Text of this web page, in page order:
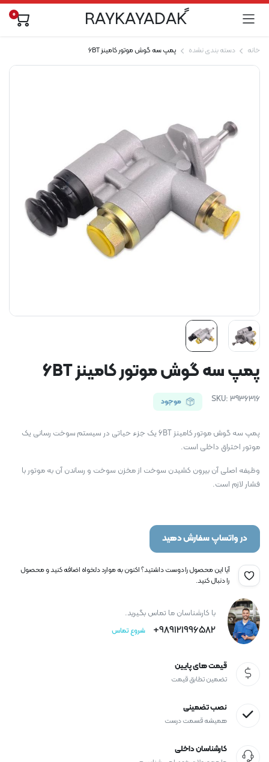
ًRAYKAYADAK 0
خانه دسته بندی نشده پمپ سه گوش موتور کامینز 6BT
پمپ سه گوش موتور کامینز 6BT
SKU: 3936316 موجود
پمپ سه گوش موتور کامینز 6BT یک جزء حیاتی در سیستم سوخت رسانی یک
موتور احتراق داخلی است.
وظیفه اصلی آن بیرون کشیدن سوخت از مخزن سوخت و رساندن آن به موتور با
فشار لازم است.
در واتساپ سفارش دهید
آیا این محصول را دوست داشتید؟ اکنون به موارد دلخواه اضافه کنید و محصول
را دنبال کنید.
با کارشناسان ما تماس بگیرید.
989121996582+ شروع تماس
قیمت های پایین
تضمین تطابق قیمت
نصب تضمینی
همیشه قسمت درست
کارشناسان داخلی